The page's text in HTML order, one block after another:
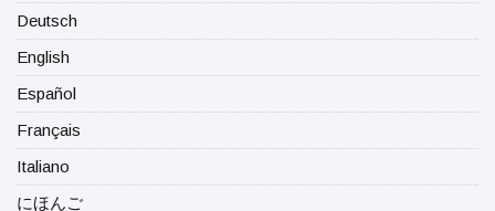
Deutsch
English
Español
Français
Italiano
にほんご